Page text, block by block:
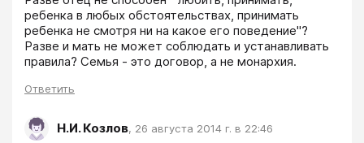
ребенка в любых обстоятельствах, принимать
ребенка не смотря ни на какое его поведение"?
Разве и мать не может соблюдать и устанавливать
Ответить
Н.И. Козлов, 26 августа 2014 г. в 22:46